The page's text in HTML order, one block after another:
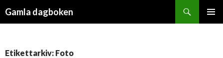
Gamla dagboken
Etikettarkiv: Foto